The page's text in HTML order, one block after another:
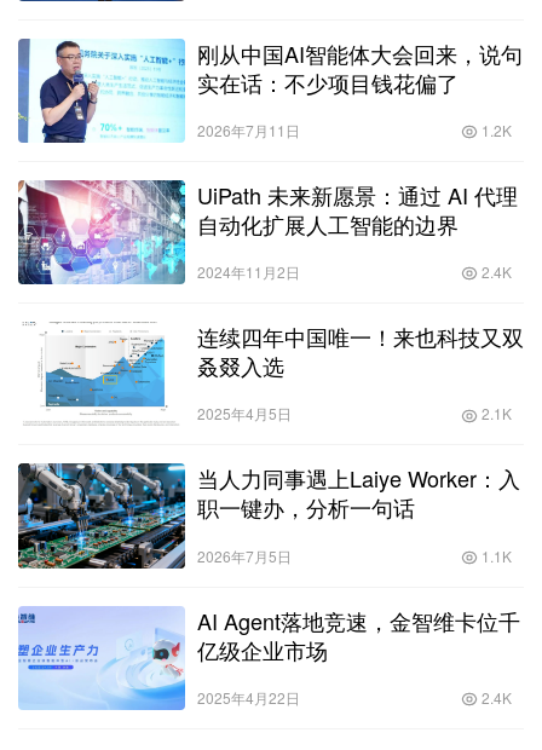
刚从中国AI智能体大会回来，说句
实在话：不少项目钱花偏了
2026年7月11日 1.2K
UiPath 未来新愿景：通过 AI 代理
自动化扩展人工智能的边界
2024年11月2日 2.4K
连续四年中国唯一！来也科技又双
叒叕入选
2025年4月5日 2.1K
当人力同事遇上Laiye Worker：入
职一键办，分析一句话
2026年7月5日 1.1K
AI Agent落地竞速，金智维卡位千
亿级企业市场
2025年4月22日 2.4K